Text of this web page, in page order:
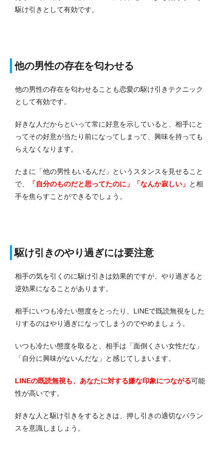
駆け引きとして有効です。
他の男性の存在を匂わせる
他の男性の存在を匂わせることも恋愛の駆け引きテクニック
として有効です。
好きな人だからといって常に好意を示していると、相手にと
ってその好意が当たり前になってしまって、興味を持っても
らえなくなります。
たまに「他の男性もいるんだ」というスタンスを見せること
で、
「自分のものだと思ってたのに」「なんか寂しい」 と相
手を焦らすことができるでしょう。
駆け引きのやり過ぎには要注意
相手の気を引くのに駆け引きは効果的ですが、やり過ぎると
逆効果になることがあります。
相手にいつも冷たい態度をとったり、LINEで既読無視をした
りするのはやり過ぎになってしまうのでやめましょう。
いつも冷たい態度を取ると、相手は「面倒くさい女性だな」
「自分に興味がないんだな」と感じてしまいます。
LINEの既読無視も、あなたに対する嫌な印象につながる可能
性が高いです。
好きな人と駆け引きをするときは、押し引きの適切なバラン
スを意識しましょう。